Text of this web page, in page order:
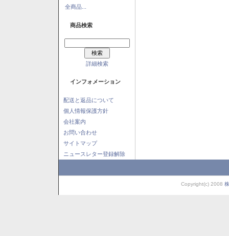
全商品...
商品検索
詳細検索
インフォメーション
配送と返品について
個人情報保護方針
会社案内
お問い合わせ
サイトマップ
ニュースレター登録解除
Copyright(c) 2008